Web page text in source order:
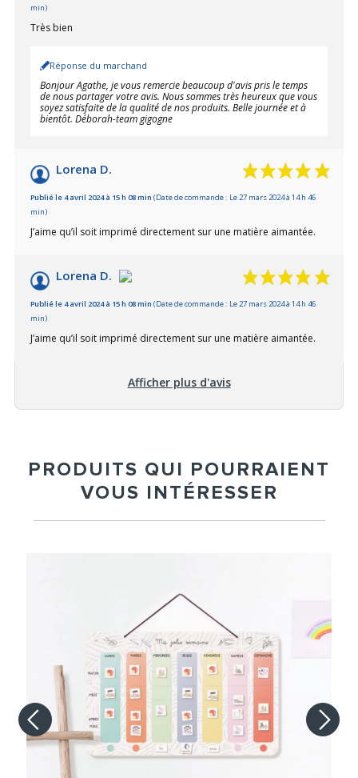
min)
Très bien
Réponse du marchand
Bonjour Agathe, je vous remercie beaucoup d'avis pris le temps
de nous partager votre avis. Nous sommes très heureux que vous
soyez satisfaite de la qualité de nos produits. Belle journée et à
bientôt. Déborah-team gigogne
Lorena D.
Publié le 4 avril 2024 à 15 h 08 min (Date de commande : Le 27 mars 2024 à 14 h 46
min)
J’aime qu’il soit imprimé directement sur une matière aimantée.
Lorena D.
Publié le 4 avril 2024 à 15 h 08 min (Date de commande : Le 27 mars 2024 à 14 h 46
min)
J’aime qu’il soit imprimé directement sur une matière aimantée.
Afficher plus d'avis
PRODUITS QUI POURRAIENT
VOUS INTÉRESSER